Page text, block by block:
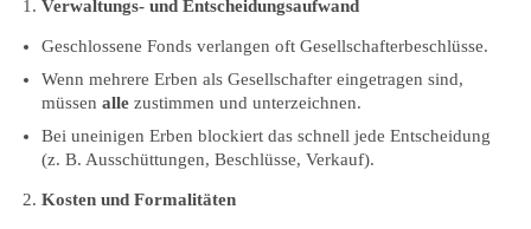
Verwaltungs- und Entscheidungsaufwand
Geschlossene Fonds verlangen oft Gesellschafterbeschlüsse.
Wenn mehrere Erben als Gesellschafter eingetragen sind,
müssen allezustimmen und unterzeichnen.
Bei uneinigen Erben blockiert das schnell jede Entscheidung
(z. B. Ausschüttungen, Beschlüsse, Verkauf).
Kosten und Formalitäten